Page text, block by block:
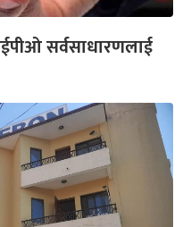
सर्वसाधारणलाई